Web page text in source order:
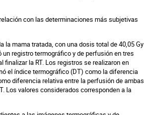
con las determinaciones más subjetivas
la mama tratada, con una dosis total de 40,05 Gy
registro termográfico y de perfusión en tres
la RT. Los registros se realizaron en
el índice termográfico (DT) como la diferencia
diferencia relativa entre la perfusión de ambas
Los valores considerados corresponden a la